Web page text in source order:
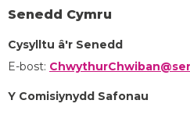
Senedd Cymru
Cysylltu â'r Senedd
E-bost:
Y Comisiynydd Safonau